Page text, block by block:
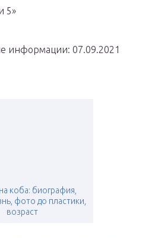
5»
информации: 07.09.2021
коба: биография,
фото до пластики,
возраст